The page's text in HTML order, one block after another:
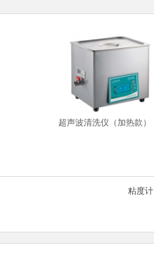
超声波清洗仪（加热款）
粘度计